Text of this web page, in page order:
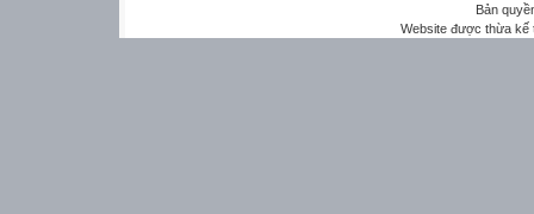
Bản
Website được thừa